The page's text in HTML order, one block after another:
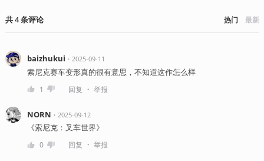
共4条评论 热门 最新
baizhukui ・ 2025-09-11
索尼克赛车变形真的很有意思，不知道这作怎么样
1 回复 ・ 举报
NORN ・ 2025-09-12
《索尼克：叉车世界》
0 回复 ・ 举报